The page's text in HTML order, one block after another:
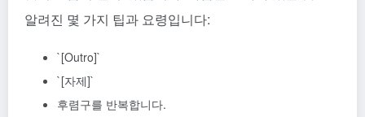
알려진 몇 가지 팁과 요령입니다:
`[Outro]`
`[자제]`
후렴구를 반복합니다.